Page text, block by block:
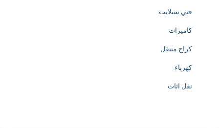
فني ستلايت
كاميرات
كراج متنقل
كهرباء
نقل اثاث